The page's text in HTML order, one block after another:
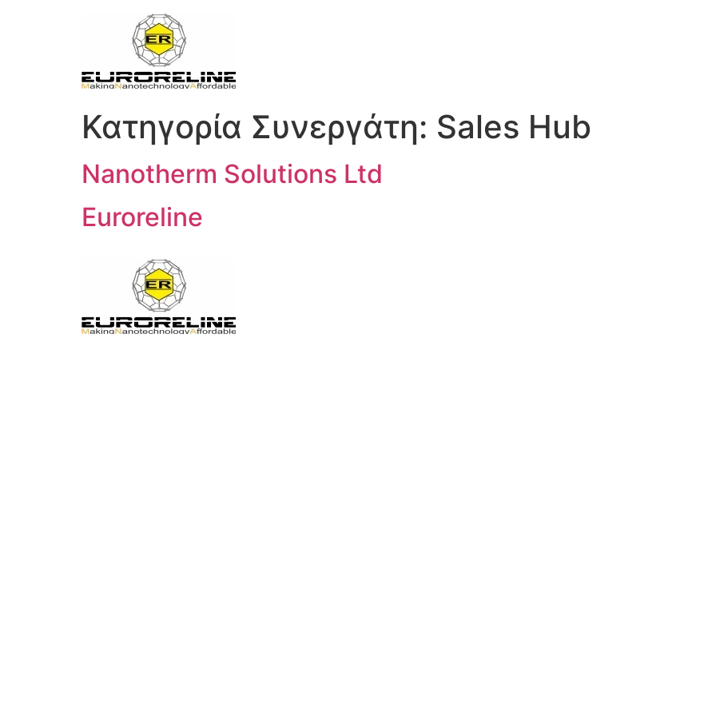
Κατηγορία Συνεργάτη: Sales Hub
Nanotherm Solutions Ltd
Euroreline